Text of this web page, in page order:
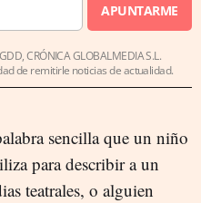
APUNTARME
CRÓNICA GLOBALMEDIA S.L.
de remitirle noticias de actualidad.
sencilla que un niño
para describir a un
teatrales, o alguien